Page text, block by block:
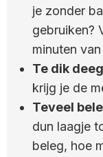
je zonder
gebruiken?
minuten
Te dik
krijg je de
Teveel
dun laagje
beleg, hoe